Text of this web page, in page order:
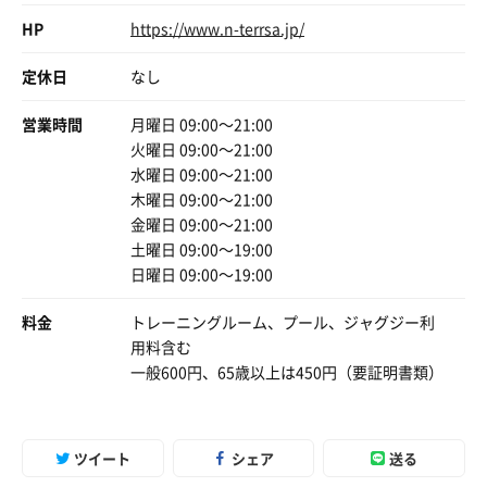
HP https://www.n-terrsa.jp/
定休日 なし
営業時間
月曜日 09:00〜21:00
火曜日 09:00〜21:00
水曜日 09:00〜21:00
木曜日 09:00〜21:00
金曜日 09:00〜21:00
土曜日 09:00〜19:00
日曜日 09:00〜19:00
料金
トレーニングルーム、プール、ジャグジー利
用料含む
一般600円、65歳以上は450円（要証明書類）
ツイート シェア 送る